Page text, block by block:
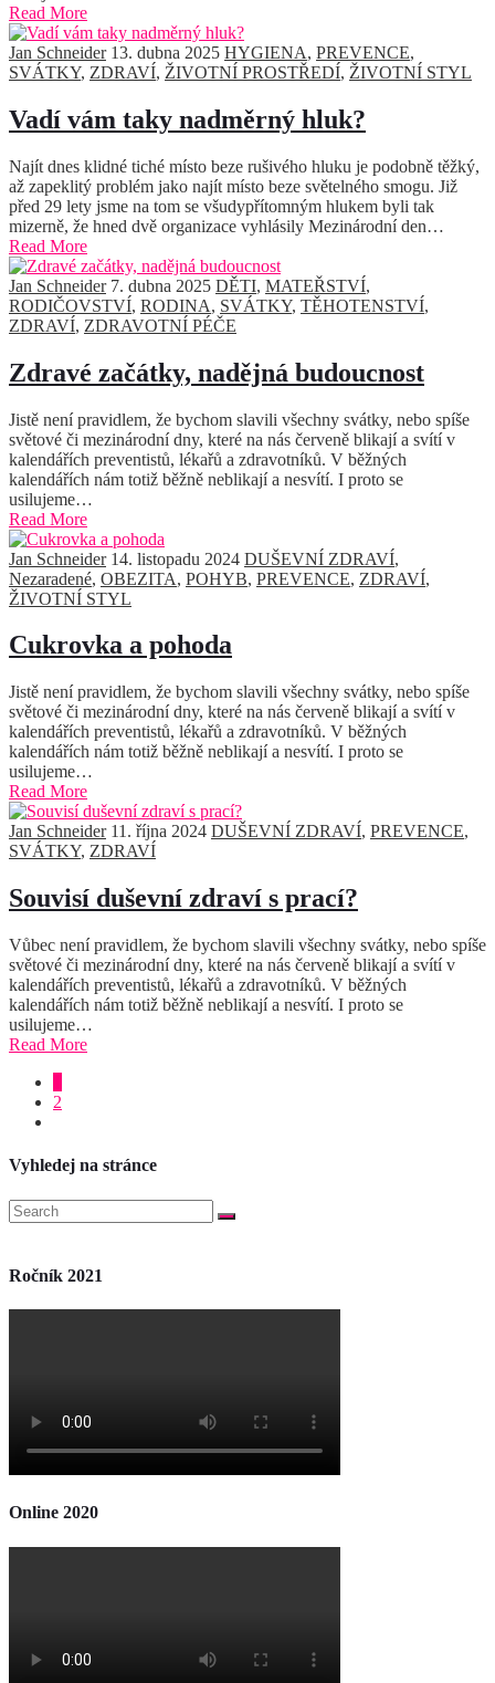
Read More
Jan Schneider 13. dubna 2025 HYGIENA, PREVENCE,
SVÁTKY, ZDRAVÍ, ŽIVOTNÍ PROSTŘEDÍ, ŽIVOTNÍ STYL
Vadí vám taky nadměrný hluk?
Najít dnes klidné tiché místo beze rušivého hluku je podobně těžký,
až zapeklitý problém jako najít místo beze světelného smogu. Již
před 29 lety jsme na tom se všudypřítomným hlukem byli tak
mizerně, že hned dvě organizace vyhlásily Mezinárodní den…
Read More
Jan Schneider 7. dubna 2025 DĚTI, MATEŘSTVÍ,
RODIČOVSTVÍ, RODINA, SVÁTKY, TĚHOTENSTVÍ,
ZDRAVÍ, ZDRAVOTNÍ PÉČE
Zdravé začátky, nadějná budoucnost
Jistě není pravidlem, že bychom slavili všechny svátky, nebo spíše
světové či mezinárodní dny, které na nás červeně blikají a svítí v
kalendářích preventistů, lékařů a zdravotníků. V běžných
kalendářích nám totiž běžně neblikají a nesvítí. I proto se
usilujeme…
Read More
Jan Schneider 14. listopadu 2024 DUŠEVNÍ ZDRAVÍ,
Nezaradené, OBEZITA, POHYB, PREVENCE, ZDRAVÍ,
ŽIVOTNÍ STYL
Cukrovka a pohoda
Jistě není pravidlem, že bychom slavili všechny svátky, nebo spíše
světové či mezinárodní dny, které na nás červeně blikají a svítí v
kalendářích preventistů, lékařů a zdravotníků. V běžných
kalendářích nám totiž běžně neblikají a nesvítí. I proto se
usilujeme…
Read More
Jan Schneider 11. října 2024 DUŠEVNÍ ZDRAVÍ, PREVENCE,
SVÁTKY, ZDRAVÍ
Souvisí duševní zdraví s prací?
Vůbec není pravidlem, že bychom slavili všechny svátky, nebo spíše
světové či mezinárodní dny, které na nás červeně blikají a svítí v
kalendářích preventistů, lékařů a zdravotníků. V běžných
kalendářích nám totiž běžně neblikají a nesvítí. I proto se
usilujeme…
Read More
2
Vyhledej na stránce
Ročník 2021
Online 2020